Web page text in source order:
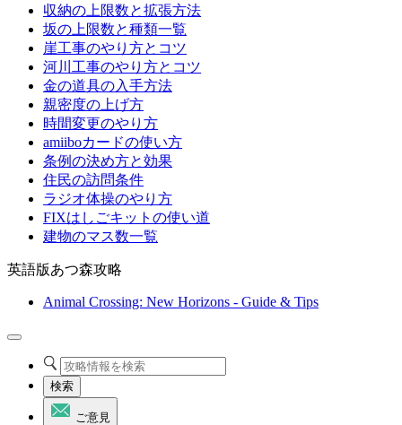
収納の上限数と拡張方法
坂の上限数と種類一覧
崖工事のやり方とコツ
河川工事のやり方とコツ
金の道具の入手方法
親密度の上げ方
時間変更のやり方
amiiboカードの使い方
条例の決め方と効果
住民の訪問条件
ラジオ体操のやり方
FIXはしごキットの使い道
建物のマス数一覧
英語版あつ森攻略
Animal Crossing: New Horizons - Guide & Tips
検索
ご意見